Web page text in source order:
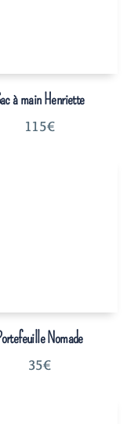
à main Henriette
115€
Nomade
35€